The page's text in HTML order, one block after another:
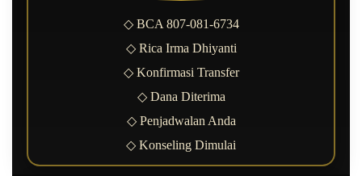
◇ BCA 807-081-6734
◇ Rica Irma Dhiyanti
◇ Konfirmasi Transfer
◇ Dana Diterima
◇ Penjadwalan Anda
◇ Konseling Dimulai